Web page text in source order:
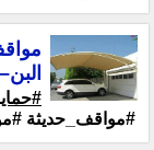
البن– 2005
#مواقف_حديثة